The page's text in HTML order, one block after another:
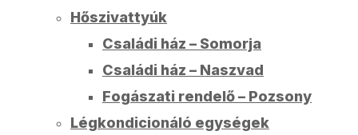
Hőszivattyúk
Családi ház – Somorja
Családi ház – Naszvad
Fogászati rendelő – Pozsony
Légkondicionáló egységek